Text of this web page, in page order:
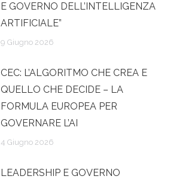
E GOVERNO DELL’INTELLIGENZA
ARTIFICIALE”
9 Giugno 2026
CEC: L’ALGORITMO CHE CREA E
QUELLO CHE DECIDE – LA
FORMULA EUROPEA PER
GOVERNARE L’AI
4 Giugno 2026
LEADERSHIP E GOVERNO